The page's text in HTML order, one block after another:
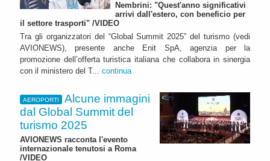
Nembrini: "Quest'anno significativi
arrivi dall'estero, con beneficio per
il settore trasporti" /VIDEO
Tra gli organizzatori del “Global Summit 2025” del turismo (vedi
AVIONEWS), presente anche Enit SpA, agenzia per la
promozione dell’offerta turistica italiana che collabora in sinergia
con il ministero del T... continua
AEROPORTI
Alcune immagini
dal Global Summit del
turismo 2025
AVIONEWS racconta l'evento
internazionale tenutosi a Roma
/VIDEO